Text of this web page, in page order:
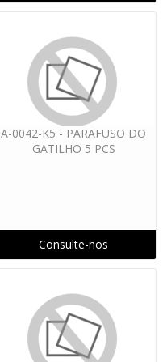
A-0042-K5 - PARAFUSO DO
GATILHO 5 PCS
Consulte-nos